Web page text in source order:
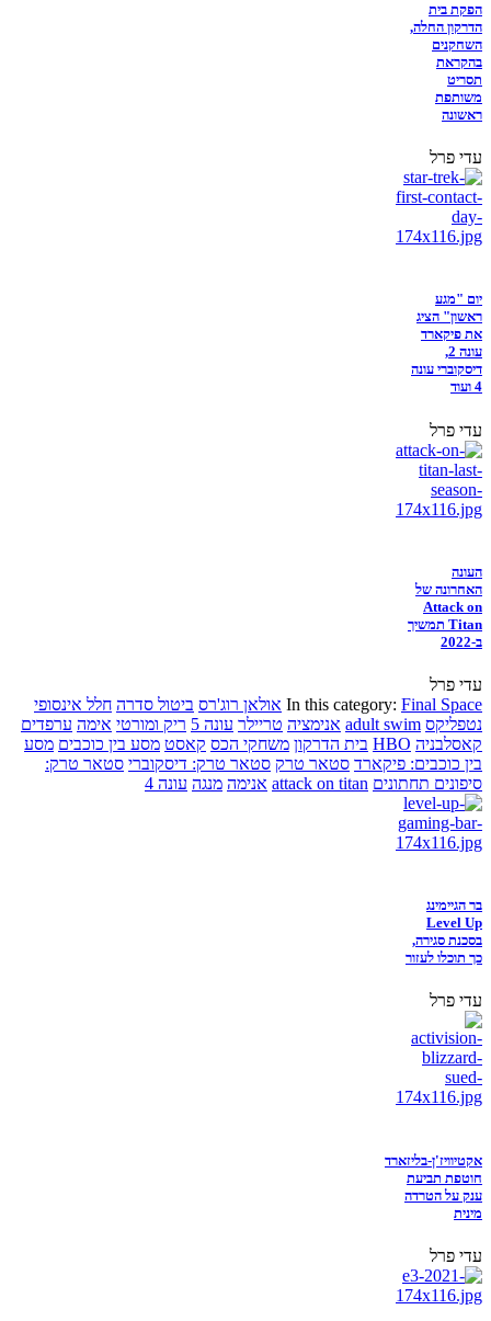
הפקת בית
הדרקון החלה,
השחקנים
בהקראת
תסריט
משותפת
ראשונה
עדי פרל
יום "מגע
ראשון" הציג
את פיקארד
עונה 2,
דיסקוברי עונה
4 ועוד
עדי פרל
העונה
האחרונה של
Attack on
Titan תמשיך
ב-2022
עדי פרל
In this category: Final Space אולאן רוג'רס ביטול סדרה חלל אינסופי
נטפליקס adult swim אנימציה טריילר עונה 5 ריק ומורטי אימה ערפדים
קאסלבניה HBO בית הדרקון משחקי הכס קאסט מסע בין כוכבים מסע
בין כוכבים: פיקארד סטאר טרק סטאר טרק: דיסקוברי סטאר טרק:
סיפונים תחתונים attack on titan אנימה מנגה עונה 4
בר הגיימינג
Level Up
בסכנת סגירה,
כך תוכלו לעזור
עדי פרל
אקטיוויז'ן-בליזארד
חוטפת תביעת
ענק על הטרדה
מינית
עדי פרל